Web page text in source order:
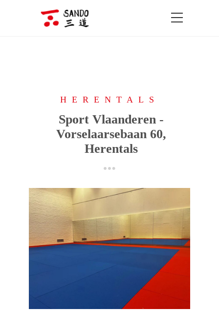
HERENTALS
Sport Vlaanderen -
Vorselaarsebaan 60,
Herentals